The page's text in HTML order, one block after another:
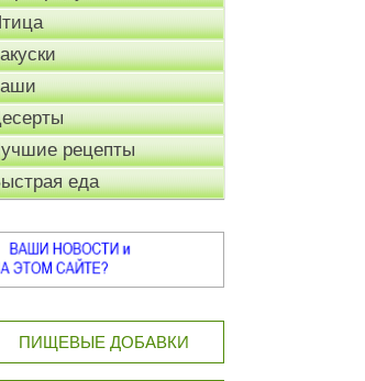
рецепты
еда
ПИЩЕВЫЕ ДОБАВКИ